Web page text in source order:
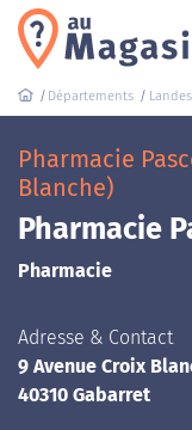
Départements Landes
Pharmacie
Blanche)
Pharmacie
Pharmacie
Adresse & Contact
9 Avenue Croix
40310 Gabarret